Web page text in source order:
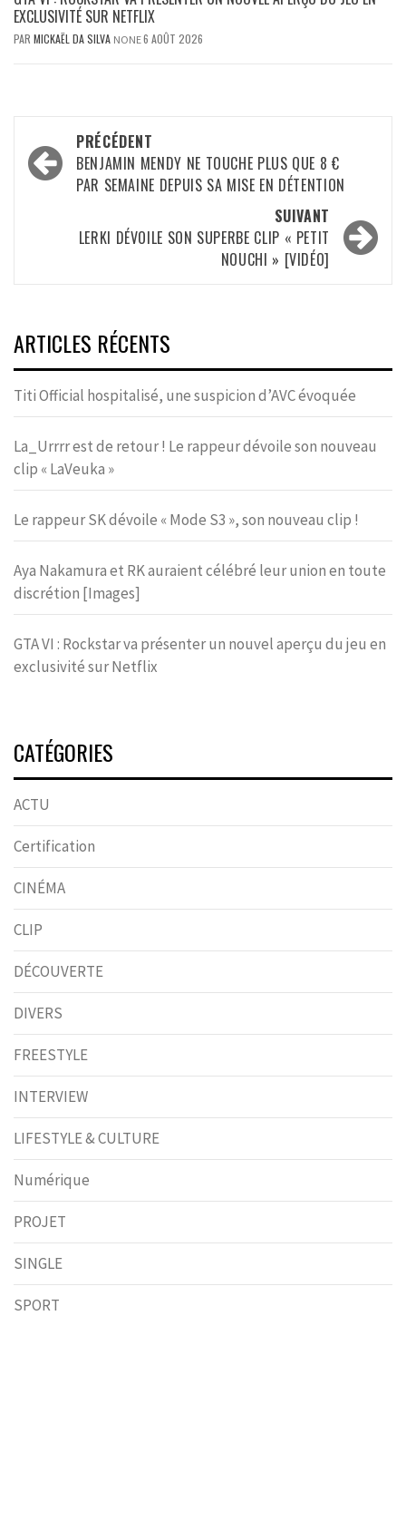
EXCLUSIVITÉ SUR NETFLIX
PAR MICKAËL DA SILVA NONE6 AOÛT 2026
Navigation
d’article
PRÉCÉDENT
BENJAMIN MENDY NE TOUCHE PLUS QUE 8 €
PAR SEMAINE DEPUIS SA MISE EN DÉTENTION
SUIVANT
LERKI DÉVOILE SON SUPERBE CLIP « PETIT
NOUCHI » [VIDÉO]
ARTICLES RÉCENTS
Titi Official hospitalisé, une suspicion d’AVC évoquée
La_Urrrr est de retour ! Le rappeur dévoile son nouveau
clip « LaVeuka »
Le rappeur SK dévoile « Mode S3 », son nouveau clip !
Aya Nakamura et RK auraient célébré leur union en toute
discrétion [Images]
GTA VI : Rockstar va présenter un nouvel aperçu du jeu en
exclusivité sur Netflix
CATÉGORIES
ACTU
Certification
CINÉMA
CLIP
DÉCOUVERTE
DIVERS
FREESTYLE
INTERVIEW
LIFESTYLE & CULTURE
Numérique
PROJET
SINGLE
SPORT